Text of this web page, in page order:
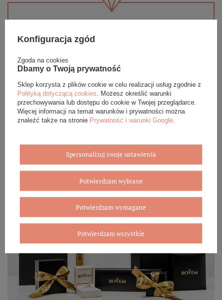
BOVEM otrzymasz jako gotowy do wręczenia upominek. Do
każdego zamówienia dołączamy pudełko ze skóry
mogą się różnić ze względu na wybrany asortyment.
WYBIERZ PREZENT
Konfiguracja zgód
Zgoda na cookies
Dbamy o Twoją prywatność
Sklep korzysta z plików cookie w celu realizacji usług zgodnie z
Polityką dotyczącą cookies . Możesz określić warunki
przechowywania lub dostępu do cookie w Twojej przeglądarce.
Więcej informacji na temat warunków i prywatności można
znaleźć także na stronie Prywatność i warunki Google
Spersonalizuj swoje ustawienia
Potwierdzam wybrane
Potwierdzam wymagane
Potwierdzam wszystkie